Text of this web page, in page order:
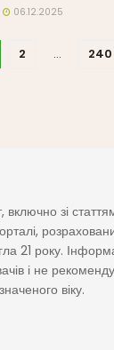
06.12.2025
2 … 240
включно зі
21 року.
і не
віку.